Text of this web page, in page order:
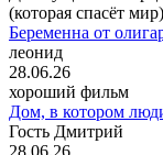
(которая спасёт
Беременна от
леонид
28.06.26
хороший фильм
Дом, в котором
Гость Дмитрий
28.06.26